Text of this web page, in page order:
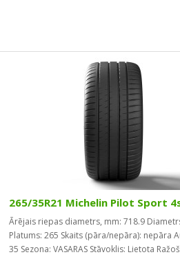
265/35R21 Michelin Pilot Sport
Ārējais riepas diametrs, mm: 718.9
Platums: 265 Skaits (pāra/nepāra): nepāra
35 Sezona: VASARAS Stāvoklis: Lietota